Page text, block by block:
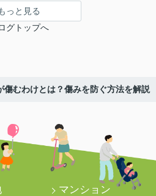
っと見る
グトップへ
傷むわけとは？傷みを防ぐ方法を解説
マンション